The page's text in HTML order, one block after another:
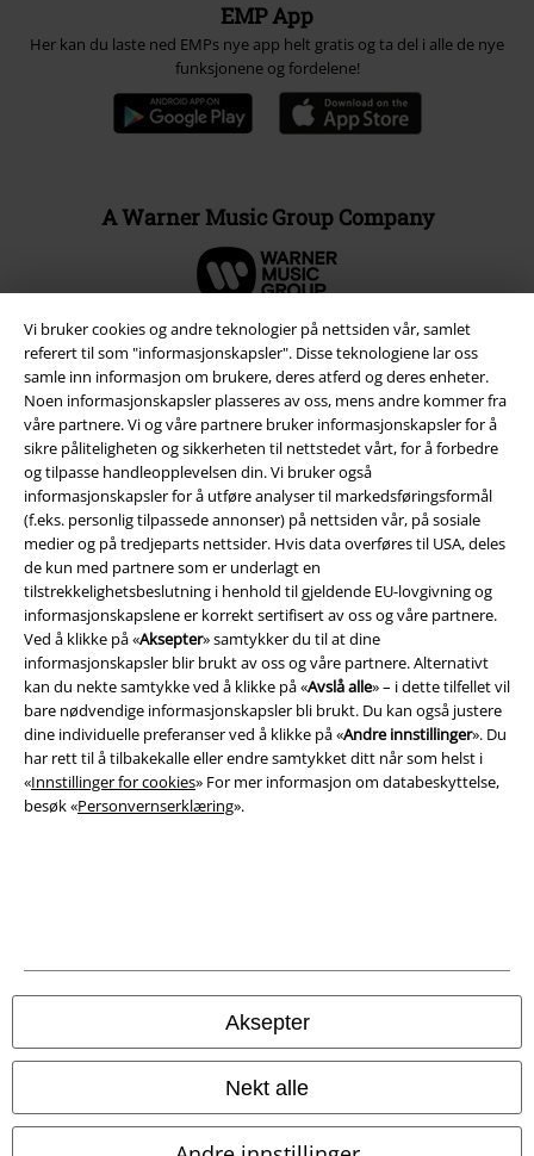
Vi bruker cookies og andre teknologier på nettsiden vår, samlet
referert til som "informasjonskapsler". Disse teknologiene lar oss
samle inn informasjon om brukere, deres atferd og deres enheter.
Noen informasjonskapsler plasseres av oss, mens andre kommer fra
våre partnere. Vi og våre partnere bruker informasjonskapsler for å
sikre påliteligheten og sikkerheten til nettstedet vårt, for å forbedre
og tilpasse handleopplevelsen din. Vi bruker også
informasjonskapsler for å utføre analyser til markedsføringsformål
(f.eks. personlig tilpassede annonser) på nettsiden vår, på sosiale
medier og på tredjeparts nettsider. Hvis data overføres til USA, deles
de kun med partnere som er underlagt en
tilstrekkelighetsbeslutning i henhold til gjeldende EU-lovgivning og
informasjonskapslene er korrekt sertifisert av oss og våre partnere.
Ved å klikke på «Aksepter» samtykker du til at dine
informasjonskapsler blir brukt av oss og våre partnere. Alternativt
kan du nekte samtykke ved å klikke på «Avslå alle» – i dette tilfellet vil
bare nødvendige informasjonskapsler bli brukt. Du kan også justere
dine individuelle preferanser ved å klikke på «Andre innstillinger». Du
har rett til å tilbakekalle eller endre samtykket ditt når som helst i
«Innstillinger for cookies» For mer informasjon om databeskyttelse,
besøk «Personvernserklæring».
Aksepter
Nekt alle
EMP App
Her kan du laste ned EMPs nye app helt gratis og ta del i alle de nye
funksjonene og fordelene!
A Warner Music Group Company
Juridisk informasjon/Vilkår
Vilkår
Impressum
Konfidensialitetserklæring
Avfallshåndtering og miljøbeskyttelse
Samsvarserklæring
© 1986-2026 E.M.P. Merchandising HGmbH
EMP Online Shops